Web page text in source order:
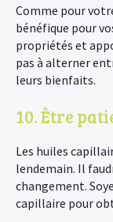
Comme pour
bénéfique pour
propriétés et
pas à alterner
leurs bienfaits.
10. Être
Les huiles
lendemain. Il
changement.
capillaire pour